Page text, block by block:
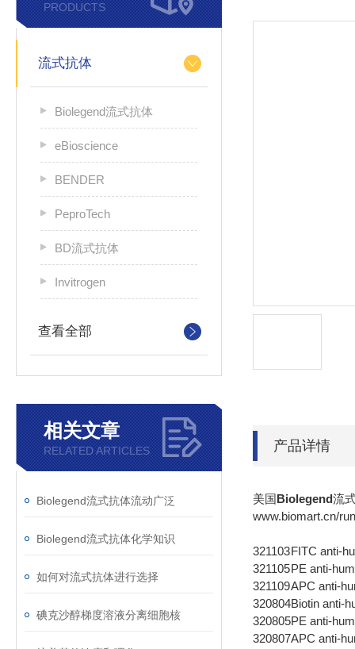
PRODUCTS
流式抗体
Biolegend流式抗体
eBioscience
BENDER
PeproTech
BD流式抗体
Invitrogen
查看全部
相关文章
RELATED ARTICLES
Biolegend流式抗体流动广泛
Biolegend流式抗体化学知识
如何对流式抗体进行选择
碘克沙醇梯度溶液分离细胞核
产品详情
美国Biolegend流
www.biomart.cn/
321103FITC anti-
321105PE anti-
321109APC anti-
320804Biotin anti-
320805PE anti-
320807APC anti-